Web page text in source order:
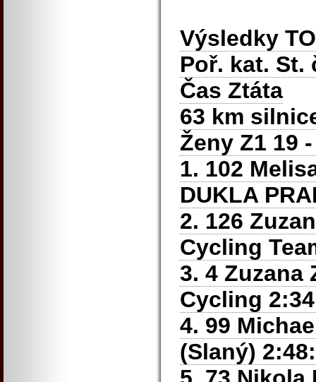
Výsledky
Poř. kat.
Čas Ztáta
63 km
Ženy Z1 19
1. 102
DUKLA
2. 126
Cycling
3. 4 Zuzana
Cycling
4. 99
(Slaný)